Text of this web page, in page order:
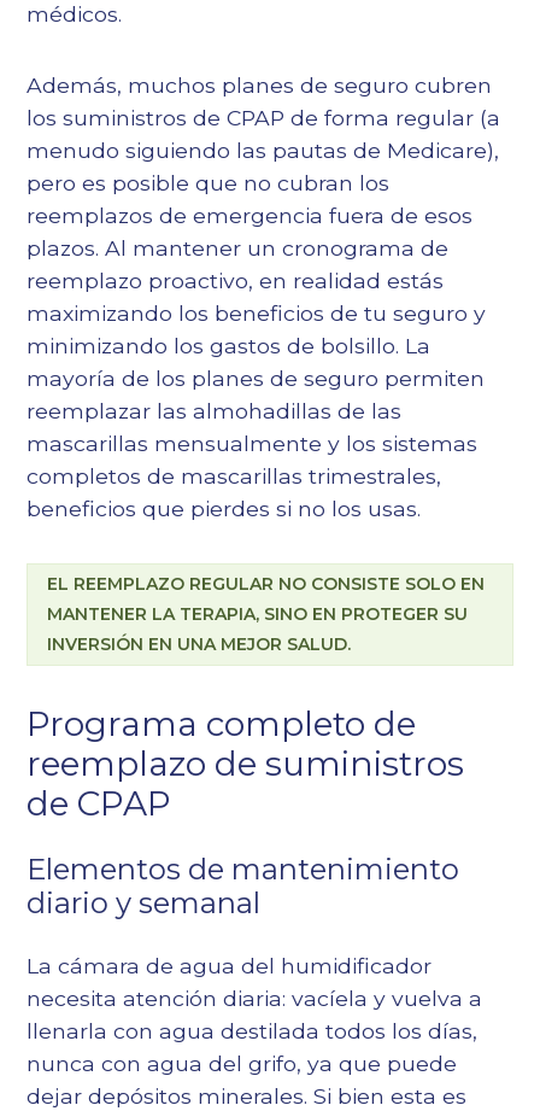
médicos.
Además, muchos planes de seguro cubren
los suministros de CPAP de forma regular (a
menudo siguiendo las pautas de Medicare),
pero es posible que no cubran los
reemplazos de emergencia fuera de esos
plazos. Al mantener un cronograma de
reemplazo proactivo, en realidad estás
maximizando los beneficios de tu seguro y
minimizando los gastos de bolsillo. La
mayoría de los planes de seguro permiten
reemplazar las almohadillas de las
mascarillas mensualmente y los sistemas
completos de mascarillas trimestrales,
beneficios que pierdes si no los usas.
EL REEMPLAZO REGULAR NO CONSISTE SOLO EN
MANTENER LA TERAPIA, SINO EN PROTEGER SU
INVERSIÓN EN UNA MEJOR SALUD.
Programa completo de
reemplazo de suministros
de CPAP
Elementos de mantenimiento
diario y semanal
La cámara de agua del humidificador
necesita atención diaria: vacíela y vuelva a
llenarla con agua destilada todos los días,
nunca con agua del grifo, ya que puede
dejar depósitos minerales. Si bien esta es